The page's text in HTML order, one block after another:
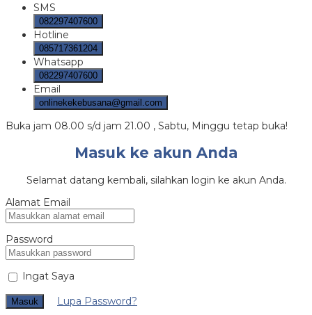
SMS
082297407600
Hotline
085717361204
Whatsapp
082297407600
Email
onlinekekebusana@gmail.com
Buka jam 08.00 s/d jam 21.00 , Sabtu, Minggu tetap buka!
Masuk ke akun Anda
Selamat datang kembali, silahkan login ke akun Anda.
Alamat Email
Password
Ingat Saya
Masuk Lupa Password?